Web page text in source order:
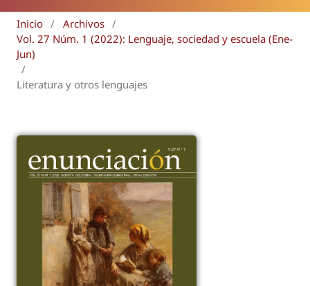
Inicio / Archivos /
Vol. 27 Núm. 1 (2022): Lenguaje, sociedad y escuela (Ene-
Jun)
/
Literatura y otros lenguajes